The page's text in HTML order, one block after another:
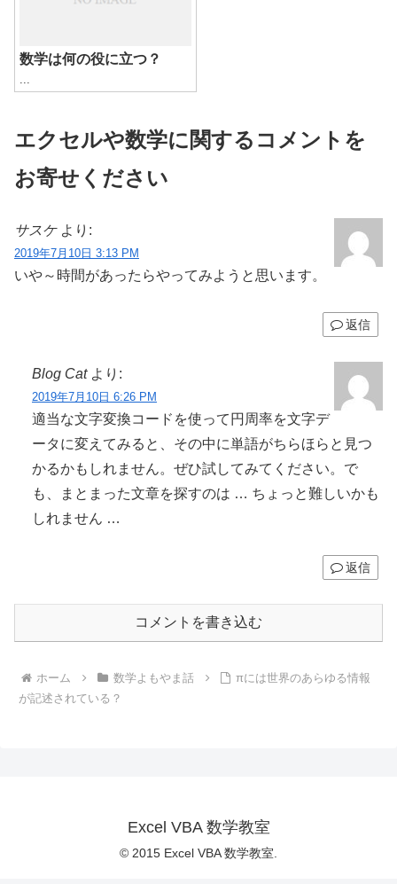
数学は何の役に立つ？
...
エクセルや数学に関するコメントを
お寄せください
サスケ より:
2019年7月10日 3:13 PM
いや～時間があったらやってみようと思います。
返信
Blog Cat より:
2019年7月10日 6:26 PM
適当な文字変換コードを使って円周率を文字デ
ータに変えてみると、その中に単語がちらほらと見つ
かるかもしれません。ぜひ試してみてください。で
も、まとまった文章を探すのは … ちょっと難しいかも
しれません …
返信
コメントを書き込む
ホーム 数学よもやま話
πには世界のあらゆる情報
が記述されている？
Excel VBA 数学教室
© 2015 Excel VBA 数学教室.